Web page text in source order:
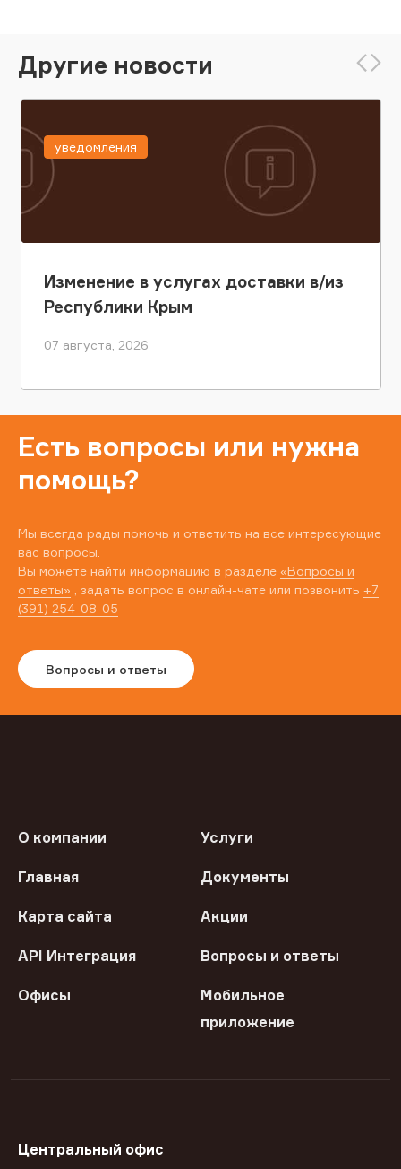
Другие новости
Изменение в услугах доставки в/из
Республики Крым
07 августа, 2026
уведомления
Есть вопросы или нужна
помощь?
Мы всегда рады помочь и ответить на все интересующие
вас вопросы.
Вы можете найти информацию в разделе «Вопросы и
ответы» , задать вопрос в онлайн-чате или позвонить +7
(391) 254-08-05
Вопросы и ответы
О компании Услуги
Главная Документы
Карта сайта Акции
API Интеграция Вопросы и ответы
Офисы
Мобильное
приложение
Центральный офис